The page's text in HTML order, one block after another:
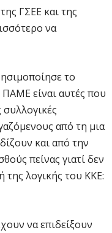
ΓΣΕΕ και της
να
το
είναι αυτές που
από τη μια
και από την
πείνας γιατί δεν
της λογικής του ΚΚΕ:
να επιδείξουν